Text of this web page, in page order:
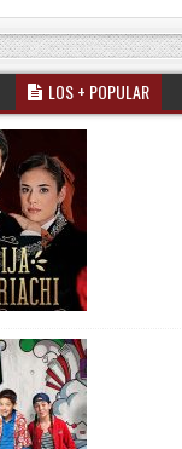
LOS + POPULAR